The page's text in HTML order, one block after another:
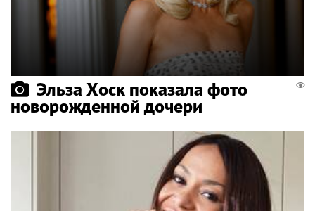
Эльза Хоск показала фото
новорожденной дочери